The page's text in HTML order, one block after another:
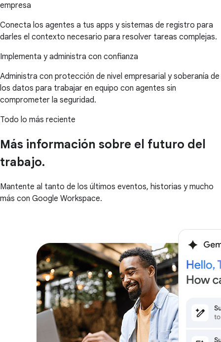
empresa
Conecta los agentes a tus apps y sistemas de registro para
darles el contexto necesario para resolver tareas complejas.
Implementa y administra con confianza
Administra con protección de nivel empresarial y soberanía de
los datos para trabajar en equipo con agentes sin
comprometer la seguridad.
Todo lo más reciente
Más información sobre el futuro del
trabajo.
Mantente al tanto de los últimos eventos, historias y mucho
más con Google Workspace.